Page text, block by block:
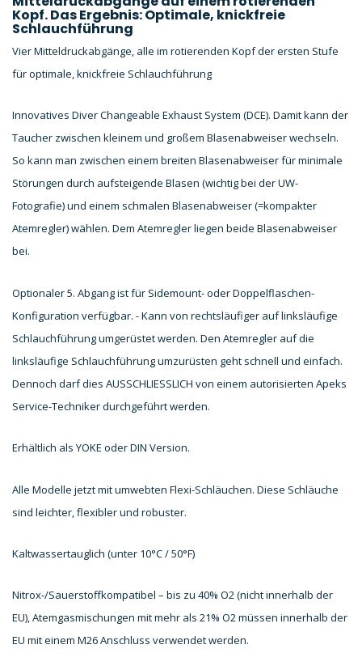
Kopf. Das Ergebnis: Optimale, knickfreie
Schlauchführung
Vier Mitteldruckabgänge, alle im rotierenden Kopf der ersten Stufe
für optimale, knickfreie Schlauchführung
Innovatives Diver Changeable Exhaust System (DCE). Damit kann der
Taucher zwischen kleinem und großem Blasenabweiser wechseln.
So kann man zwischen einem breiten Blasenabweiser für minimale
Störungen durch aufsteigende Blasen (wichtig bei der UW-
Fotografie) und einem schmalen Blasenabweiser (=kompakter
Atemregler) wählen. Dem Atemregler liegen beide Blasenabweiser
bei.
Optionaler 5. Abgang ist für Sidemount- oder Doppelflaschen-
Konfiguration verfügbar. - Kann von rechtsläufiger auf linksläufige
Schlauchführung umgerüstet werden. Den Atemregler auf die
linksläufige Schlauchführung umzurüsten geht schnell und einfach.
Dennoch darf dies AUSSCHLIESSLICH von einem autorisierten Apeks
Service-Techniker durchgeführt werden.
Erhältlich als YOKE oder DIN Version.
Alle Modelle jetzt mit umwebten Flexi-Schläuchen. Diese Schläuche
sind leichter, flexibler und robuster.
Kaltwassertauglich (unter 10°C / 50°F)
Nitrox-/Sauerstoffkompatibel – bis zu 40% O2 (nicht innerhalb der
EU), Atemgasmischungen mit mehr als 21% O2 müssen innerhalb der
EU mit einem M26 Anschluss verwendet werden.